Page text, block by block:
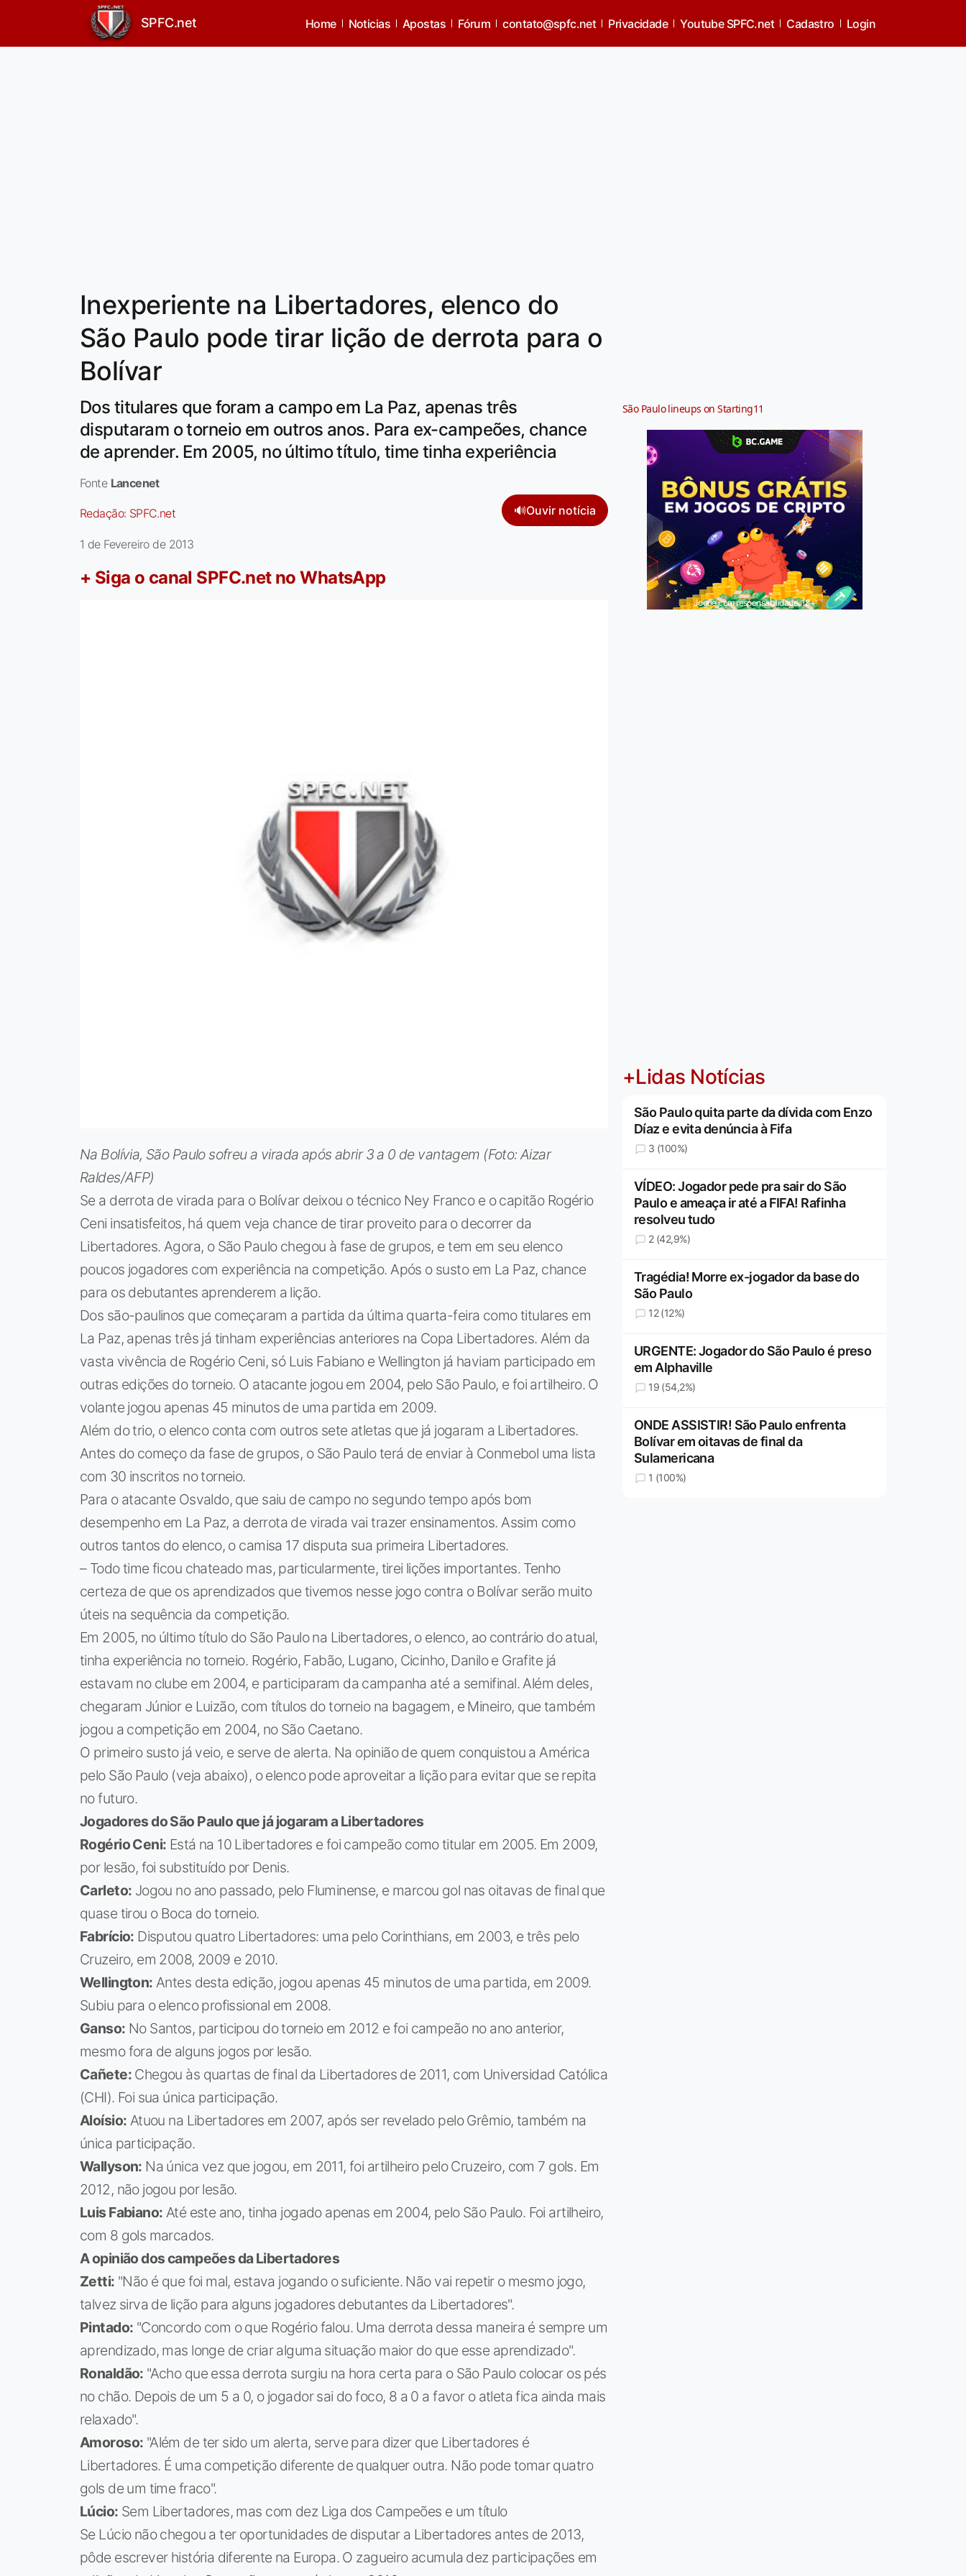
SPFC.net Home Noticias Apostas Fórum contato@spfc.net Privacidade Youtube SPFC.net Cadastro Login
Inexperiente na Libertadores, elenco do
São Paulo pode tirar lição de derrota para o
Bolívar
Dos titulares que foram a campo em La Paz, apenas três
disputaram o torneio em outros anos. Para ex-campeões, chance
de aprender. Em 2005, no último título, time tinha experiência
Fonte Lancenet
Redação: SPFC.net 🔊Ouvir notícia
1 de Fevereiro de 2013
+ Siga o canal SPFC.net no WhatsApp
Na Bolívia, São Paulo sofreu a virada após abrir 3 a 0 de vantagem (Foto: Aizar
Raldes/AFP)
Se a derrota de virada para o Bolívar deixou o técnico Ney Franco e o capitão Rogério
Ceni insatisfeitos, há quem veja chance de tirar proveito para o decorrer da
Libertadores. Agora, o São Paulo chegou à fase de grupos, e tem em seu elenco
poucos jogadores com experiência na competição. Após o susto em La Paz, chance
para os debutantes aprenderem a lição.
Dos são-paulinos que começaram a partida da última quarta-feira como titulares em
La Paz, apenas três já tinham experiências anteriores na Copa Libertadores. Além da
vasta vivência de Rogério Ceni, só Luis Fabiano e Wellington já haviam participado em
outras edições do torneio. O atacante jogou em 2004, pelo São Paulo, e foi artilheiro. O
volante jogou apenas 45 minutos de uma partida em 2009.
Além do trio, o elenco conta com outros sete atletas que já jogaram a Libertadores.
Antes do começo da fase de grupos, o São Paulo terá de enviar à Conmebol uma lista
com 30 inscritos no torneio.
Para o atacante Osvaldo, que saiu de campo no segundo tempo após bom
desempenho em La Paz, a derrota de virada vai trazer ensinamentos. Assim como
outros tantos do elenco, o camisa 17 disputa sua primeira Libertadores.
– Todo time ficou chateado mas, particularmente, tirei lições importantes. Tenho
certeza de que os aprendizados que tivemos nesse jogo contra o Bolívar serão muito
úteis na sequência da competição.
Em 2005, no último título do São Paulo na Libertadores, o elenco, ao contrário do atual,
tinha experiência no torneio. Rogério, Fabão, Lugano, Cicinho, Danilo e Grafite já
estavam no clube em 2004, e participaram da campanha até a semifinal. Além deles,
chegaram Júnior e Luizão, com títulos do torneio na bagagem, e Mineiro, que também
jogou a competição em 2004, no São Caetano.
O primeiro susto já veio, e serve de alerta. Na opinião de quem conquistou a América
pelo São Paulo (veja abaixo), o elenco pode aproveitar a lição para evitar que se repita
no futuro.
Jogadores do São Paulo que já jogaram a Libertadores
Rogério Ceni: Está na 10 Libertadores e foi campeão como titular em 2005. Em 2009,
por lesão, foi substituído por Denis.
Carleto: Jogou no ano passado, pelo Fluminense, e marcou gol nas oitavas de final que
quase tirou o Boca do torneio.
Fabrício: Disputou quatro Libertadores: uma pelo Corinthians, em 2003, e três pelo
Cruzeiro, em 2008, 2009 e 2010.
Wellington: Antes desta edição, jogou apenas 45 minutos de uma partida, em 2009.
Subiu para o elenco profissional em 2008.
Ganso: No Santos, participou do torneio em 2012 e foi campeão no ano anterior,
mesmo fora de alguns jogos por lesão.
Cañete:Chegou às quartas de final da Libertadores de 2011, com Universidad Católica
(CHI). Foi sua única participação.
Aloísio: Atuou na Libertadores em 2007, após ser revelado pelo Grêmio, também na
única participação.
Wallyson: Na única vez que jogou, em 2011, foi artilheiro pelo Cruzeiro, com 7 gols. Em
2012, não jogou por lesão.
Luis Fabiano: Até este ano, tinha jogado apenas em 2004, pelo São Paulo. Foi artilheiro,
com 8 gols marcados.
A opinião dos campeões da Libertadores
Zetti: "Não é que foi mal, estava jogando o suficiente. Não vai repetir o mesmo jogo,
talvez sirva de lição para alguns jogadores debutantes da Libertadores".
Pintado: "Concordo com o que Rogério falou. Uma derrota dessa maneira é sempre um
aprendizado, mas longe de criar alguma situação maior do que esse aprendizado".
Ronaldão: "Acho que essa derrota surgiu na hora certa para o São Paulo colocar os pés
no chão. Depois de um 5 a 0, o jogador sai do foco, 8 a 0 a favor o atleta fica ainda mais
relaxado".
Amoroso: "Além de ter sido um alerta, serve para dizer que Libertadores é
Libertadores. É uma competição diferente de qualquer outra. Não pode tomar quatro
gols de um time fraco".
Lúcio: Sem Libertadores, mas com dez Liga dos Campeões e um título
Se Lúcio não chegou a ter oportunidades de disputar a Libertadores antes de 2013,
pôde escrever história diferente na Europa. O zagueiro acumula dez participações em
São Paulo lineups on Starting11
Jogue com responsabilidade. 18+
+Lidas Notícias
São Paulo quita parte da dívida com Enzo
Díaz e evita denúncia à Fifa
3 (100%)
VÍDEO: Jogador pede pra sair do São
Paulo e ameaça ir até a FIFA! Rafinha
resolveu tudo
2 (42,9%)
Tragédia! Morre ex-jogador da base do
São Paulo
12 (12%)
URGENTE: Jogador do São Paulo é preso
em Alphaville
19 (54,2%)
ONDE ASSISTIR! São Paulo enfrenta
Bolívar em oitavas de final da
Sulamericana
1 (100%)